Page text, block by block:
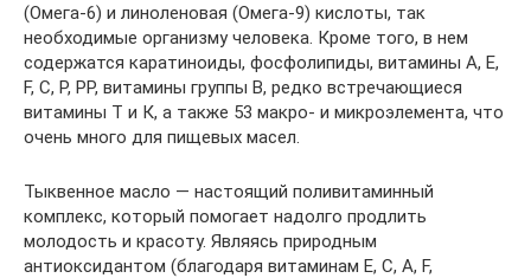
(Омега-6) и линоленовая (Омега-9) кислоты, так
необходимые организму человека. Кроме того, в нем
содержатся каратиноиды, фосфолипиды, витамины А, Е,
F, С, Р, РР, витамины группы В, редко встречающиеся
витамины Т и К, а также 53 макро- и микроэлемента, что
очень много для пищевых масел.
Тыквенное масло — настоящий поливитаминный
комплекс, который помогает надолго продлить
молодость и красоту. Являясь природным
антиоксидантом (благодаря витаминам Е, С, А, F,